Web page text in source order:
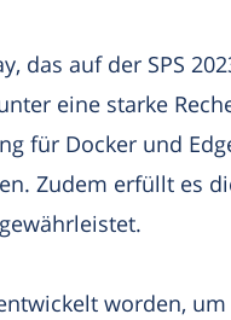
das auf der SPS
eine starke
für Docker und
Zudem erfüllt es
worden,